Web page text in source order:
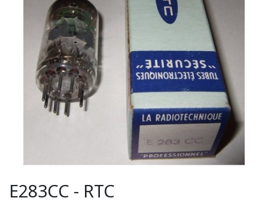
E283CC - RTC